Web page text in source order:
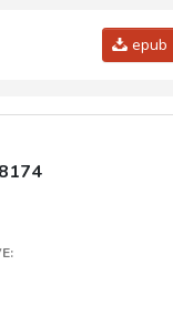
epub